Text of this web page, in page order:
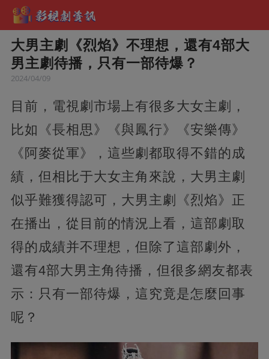
大男主劇《烈焰》不理想，還有4部大
男主劇待播，只有一部待爆？
2024/04/09
目前，電視劇市場上有很多大女主劇，
比如《長相思》《與鳳行》《安樂傳》
《阿麥從軍》，這些劇都取得不錯的成
績，但相比于大女主角來說，大男主劇
似乎難獲得認可，大男主劇《烈焰》正
在播出，從目前的情況上看，這部劇取
得的成績并不理想，但除了這部劇外，
還有4部大男主角待播，但很多網友都表
示：只有一部待爆，這究竟是怎麼回事
呢？